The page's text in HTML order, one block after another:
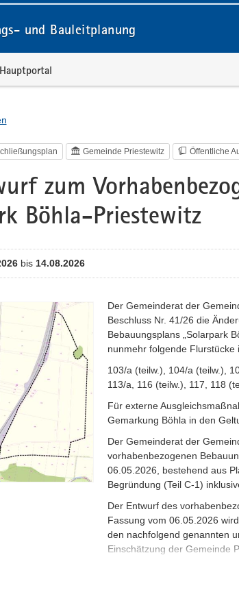
und Bauleitplanung
Hauptportal
Gemeinde Priestewitz Öffentliche
zum
Böhla-Priestewitz
bis 14.08.2026
Der Gemeinderat der
Beschluss Nr. 41/26 die
Bebauungsplans „Solarpark
nunmehr folgende Flurstücke
103/a (teilw.), 104/a (teilw.),
113/a, 116 (teilw.), 117, 118
Für externe
Gemarkung Böhla in den
Der Gemeinderat der
vorhabenbezogenen
06.05.2026, bestehend aus
Begründung (Teil C-1)
Der Entwurf des
Fassung vom 06.05.2026
den nachfolgend genannten
Einschätzung der Gemeinde